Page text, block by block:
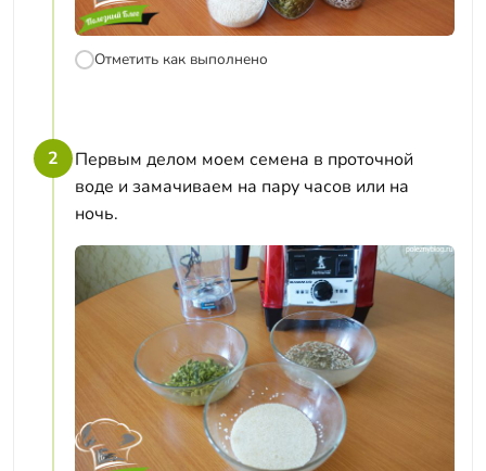
Отметить как выполнено
2
Первым делом моем семена в проточной
воде и замачиваем на пару часов или на
ночь.